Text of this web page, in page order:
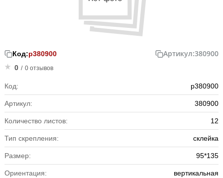
Код:р380900 Артикул:380900
0 / 0 отзывов
Код: р380900
Артикул: 380900
Количество листов: 12
Тип скрепления: склейка
Размер: 95*135
Ориентация: вертикальная